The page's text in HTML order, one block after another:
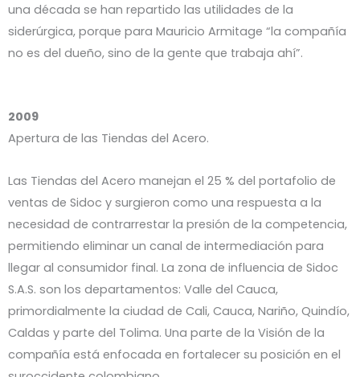
una década se han repartido las utilidades de la
siderúrgica, porque para Mauricio Armitage “la compañía
no es del dueño, sino de la gente que trabaja ahí”.
2009
Apertura de las Tiendas del Acero.
Las Tiendas del Acero manejan el 25 % del portafolio de
ventas de Sidoc y surgieron como una respuesta a la
necesidad de contrarrestar la presión de la competencia,
permitiendo eliminar un canal de intermediación para
llegar al consumidor final. La zona de influencia de Sidoc
S.A.S. son los departamentos: Valle del Cauca,
primordialmente la ciudad de Cali, Cauca, Nariño, Quindío,
Caldas y parte del Tolima. Una parte de la Visión de la
compañía está enfocada en fortalecer su posición en el